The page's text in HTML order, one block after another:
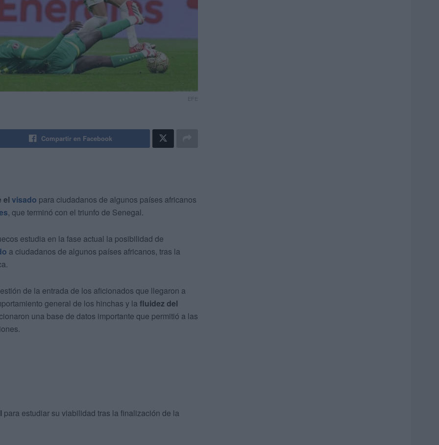
EFE
Compartir en Facebook
el visado para ciudadanos de algunos países africanos
, que terminó con el triunfo de Senegal.
estudia en la fase actual la posibilidad de
a ciudadanos de algunos países africanos, tras la
de la entrada de los aficionados que llegaron a
general de los hinchas y la fluidez del
una base de datos importante que permitió a las
para estudiar su viabilidad tras la finalización de la